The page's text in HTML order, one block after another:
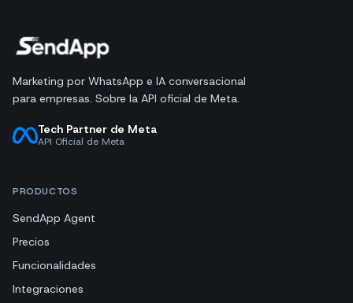
Marketing por WhatsApp e IA conversacional
para empresas. Sobre la API oficial de Meta.
Tech Partner de Meta
API Oficial de Meta
PRODUCTOS
SendApp Agent
Precios
Funcionalidades
Integraciones